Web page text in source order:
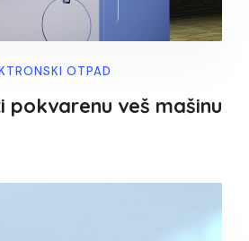
OTPAD
pokvarenu veš mašinu